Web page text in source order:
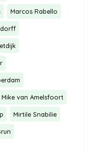
Marcos Rabello
Mike van Amelsfoort
Mirtile Snabilie